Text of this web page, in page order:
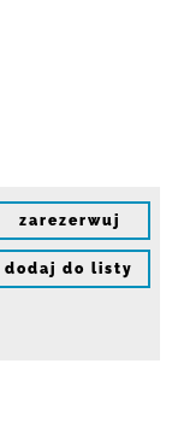
zarezerwuj
dodaj do listy